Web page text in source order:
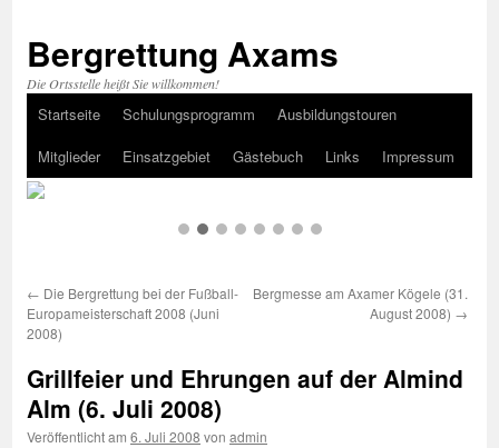
Bergrettung Axams
Die Ortsstelle heißt Sie willkommen!
Zum
Inhalt
springen
Startseite Schulungsprogramm
Ausbildungstouren
Mitglieder
Einsatzgebiet Gästebuch Links Impressum
← Die Bergrettung bei der Fußball-
Europameisterschaft 2008 (Juni
2008)
Bergmesse am Axamer Kögele (31.
August 2008) →
Grillfeier und Ehrungen auf der Almind
Alm (6. Juli 2008)
Veröffentlicht am 6. Juli 2008 von admin